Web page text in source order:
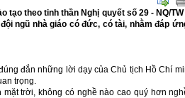
tạo theo tinh thần Nghị quyết số 29 - NQ/
ngũ nhà giáo có đức, có tài, nhằm đáp
đắn những lời dạy của Chủ tịch Hồ Chí
trọng.
trời, không có nghề nào cao quý hơn